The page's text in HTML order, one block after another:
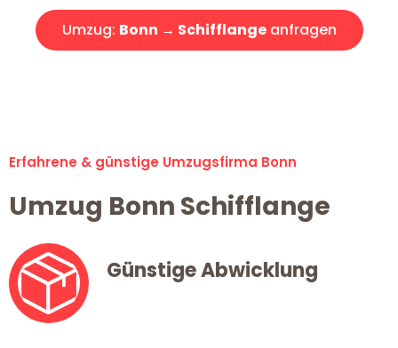
Umzug: Bonn → Schifflangeanfragen
Erfahrene & günstige Umzugsfirma Bonn
Umzug Bonn Schifflange
Günstige Abwicklung